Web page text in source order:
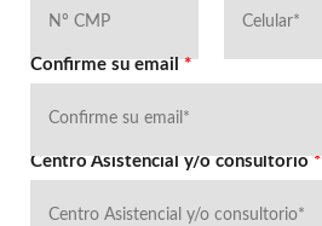
Centro Asistencial y/o consultorio*
Confirme su email*